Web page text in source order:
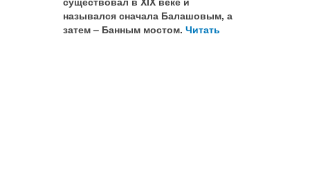
назывался сначала Балашовым, а
затем – Банным мостом. Читать